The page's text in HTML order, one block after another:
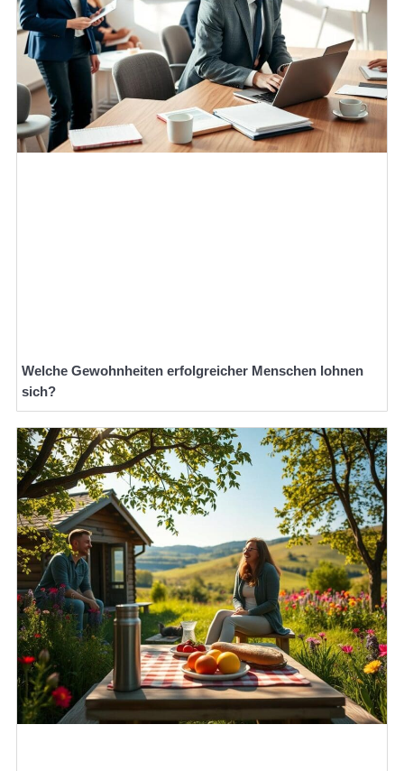
Welche Gewohnheiten erfolgreicher Menschen lohnen
sich?